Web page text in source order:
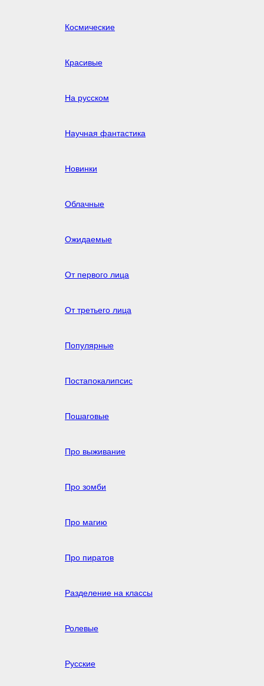
Космические
Красивые
На русском
Научная фантастика
Новинки
Облачные
Ожидаемые
От первого лица
От третьего лица
Популярные
Постапокалипсис
Пошаговые
Про выживание
Про зомби
Про магию
Про пиратов
Разделение на классы
Ролевые
Русские